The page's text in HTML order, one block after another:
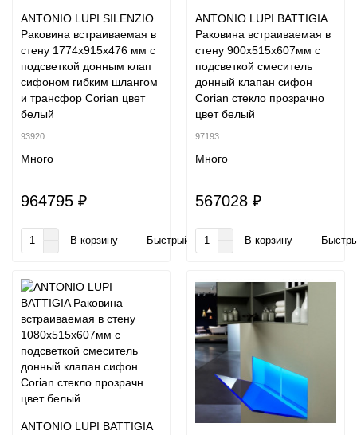
ANTONIO LUPI SILENZIO
Раковина встраиваемая в
стену 1774х915х476 мм с
подсветкой донным клап
сифоном гибким шлангом
и трансфор Corian цвет
белый
93920
Много
964795 ₽
В корзину Быстрый заказ
ANTONIO LUPI BATTIGIA
Раковина встраиваемая в
стену 900х515х607мм с
подсветкой смеситель
донный клапан сифон
Corian стекло прозрачно
цвет белый
97193
Много
567028 ₽
В корзину
ANTONIO LUPI BATTIGIA